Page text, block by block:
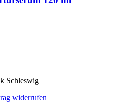
Schleswig
widerrufen